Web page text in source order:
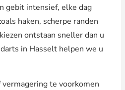
gebit intensief, elke dag
haken, scherpe randen
ontstaan sneller dan u
in Hasselt helpen we u
te voorkomen